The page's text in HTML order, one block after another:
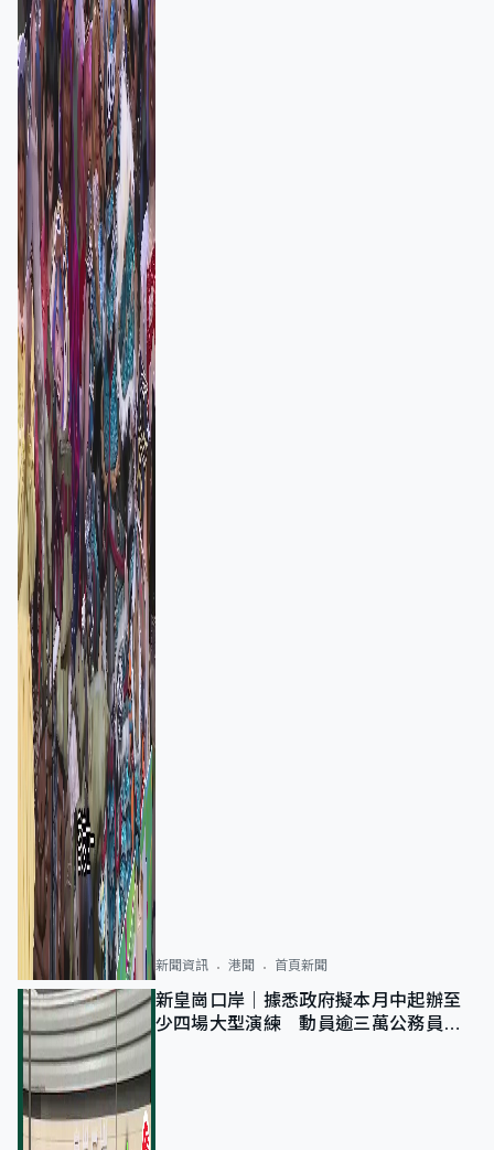
新聞資訊 港聞 首頁新聞
新皇崗口岸｜據悉政府擬本月中起辦至
少四場大型演練 動員逾三萬公務員人